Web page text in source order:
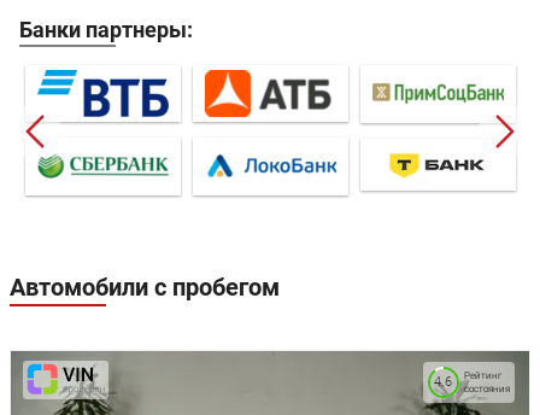
Банки партнеры:
Автомобили с пробегом
Рейтинг
состояния
4.6